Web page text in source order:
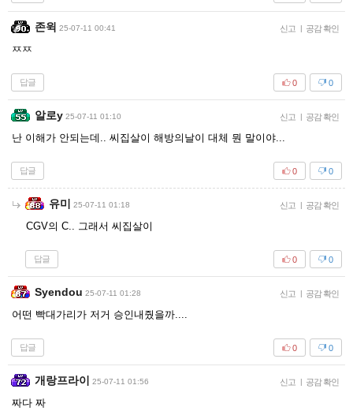
존윅 25-07-11 00:41 신고 | 공감 확인
ㅉㅉ
답글 0
0
알로y 25-07-11 01:10 신고 | 공감 확인
난 이해가 안되는데.. 씨집살이 해방의날이 대체 뭔 말이야...
답글 0
0
유미 25-07-11 01:18 신고 | 공감 확인
CGV의 C.. 그래서 씨집살이
답글 0
0
Syendou 25-07-11 01:28 신고 | 공감 확인
어떤 빡대가리가 저거 승인내줬을까....
답글 0
0
개랑프라이 25-07-11 01:56 신고 | 공감 확인
짜다 짜